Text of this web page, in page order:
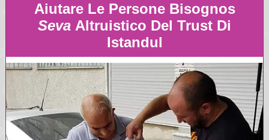
Aiutare Le Persone Bisognos
Seva Altruistico Del Trust Di
Istandul